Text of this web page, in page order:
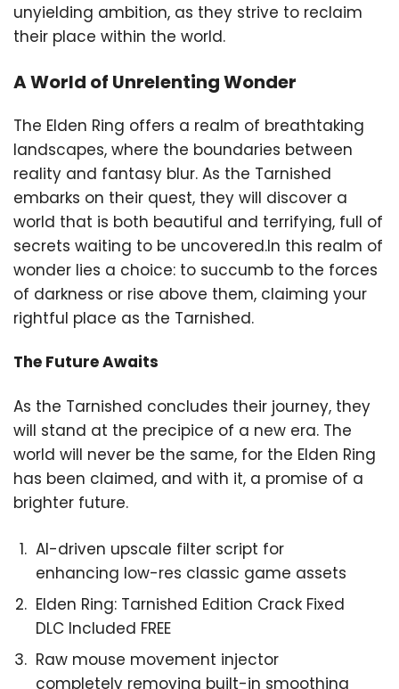
unyielding ambition, as they strive to reclaim
their place within the world.
A World of Unrelenting Wonder
The Elden Ring offers a realm of breathtaking
landscapes, where the boundaries between
reality and fantasy blur. As the Tarnished
embarks on their quest, they will discover a
world that is both beautiful and terrifying, full of
secrets waiting to be uncovered.In this realm of
wonder lies a choice: to succumb to the forces
of darkness or rise above them, claiming your
rightful place as the Tarnished.
The Future Awaits
As the Tarnished concludes their journey, they
will stand at the precipice of a new era. The
world will never be the same, for the Elden Ring
has been claimed, and with it, a promise of a
brighter future.
AI-driven upscale filter script for
enhancing low-res classic game assets
Elden Ring: Tarnished Edition Crack Fixed
DLC Included FREE
Raw mouse movement injector
completely removing built-in smoothing